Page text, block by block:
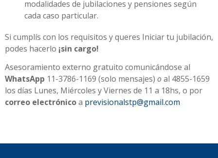
modalidades de jubilaciones y pensiones según
cada caso particular.
Si cumplís con los requisitos y queres Iniciar tu jubilación,
podes hacerlo ¡sin cargo!
Asesoramiento externo gratuito comunicándose al
WhatsApp 11-3786-1169 (solo mensajes) oal 4855-1659
los días Lunes, Miércoles y Viernes de 11 a 18hs, o por
correo electrónicoa previsionalstp@gmail.com